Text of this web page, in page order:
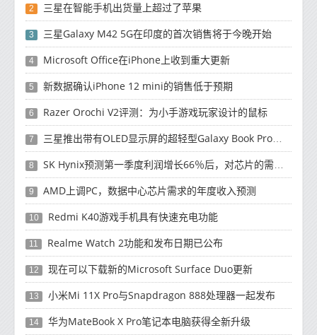
2 三星在智能手机出货量上超过了苹果
3 三星Galaxy M42 5G在印度的首次销售将于今晚开始
4 Microsoft Office在iPhone上收到重大更新
5 新数据确认iPhone 12 mini的销售低于预期
6 Razer Orochi V2评测：为小手游戏玩家设计的鼠标
7 三星推出带有OLED显示屏的超轻型Galaxy Book Pro和Galaxy Book Pro 360笔记本电脑
8 SK Hynix预测第一季度利润增长66％后，对芯片的需求将增强
9 AMD上调PC，数据中心芯片需求的年度收入预测
10 Redmi K40游戏手机具有快速充电功能
11 Realme Watch 2功能和发布日期已公布
12 现在可以下载新的Microsoft Surface Duo更新
13 小米Mi 11X Pro与Snapdragon 888处理器一起发布
14 华为MateBook X Pro笔记本电脑获得全新升级